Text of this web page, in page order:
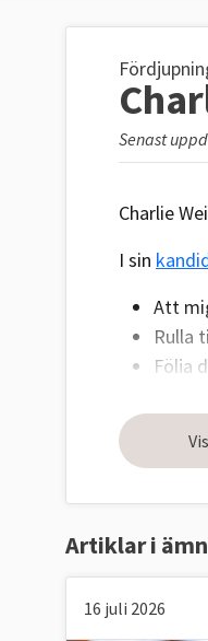
Senast
Charlie
I sin
Att
Rulla
Följa
Stoppa
Artiklar i
16 juli 2026